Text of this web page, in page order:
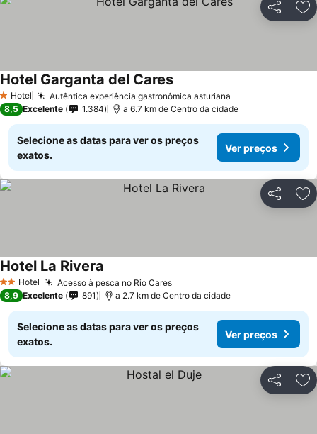
Partilhar
1 Estrelas
Hotel Autêntica experiência gastronômica asturiana
Hotel Garganta del Cares
8,5 Excelente 1.384 a 6.7 km de Centro da cidade
Selecione as datas para ver os preços
exatos.
Ver preços
Partilhar
2 Estrelas
Hotel Acesso à pesca no Rio Cares
Hotel La Rivera
8,9 Excelente 891 a 2.7 km de Centro da cidade
Selecione as datas para ver os preços
exatos.
Ver preços
Partilhar